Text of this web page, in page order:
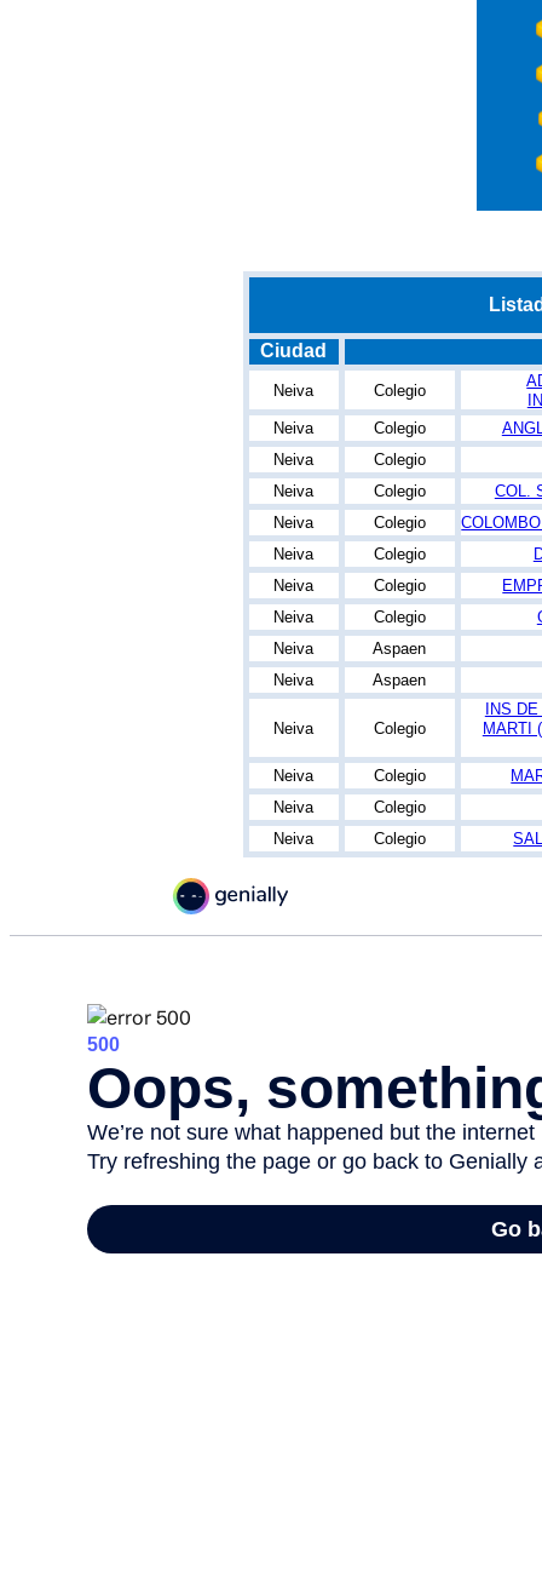
Ciudad
Neiva Colegio
Neiva
Colegio
Neiva
Colegio
Neiva
Colegio
COL.
Neiva
Colegio
Neiva
Colegio
Neiva
Colegio
Neiva
Colegio
Neiva
Aspaen
Neiva
Aspaen
Neiva Colegio
INS
MARTI
Neiva Colegio
Neiva
Colegio
Neiva
Colegio